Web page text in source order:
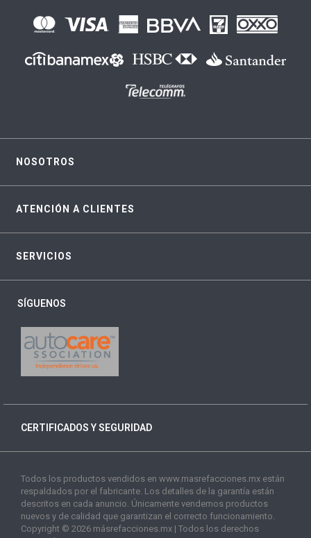
NOSOTROS
ATENCIÓN A CLIENTES
SERVICIOS
SÍGUENOS
CERTIFICADOS Y SEGURIDAD
Todos los productos vendidos en www.masrefacciones.mx están
respaldados por el fabricante. Los detalles de la garantía están
descritos en cada anuncio. Únicamente vendemos productos
nuevos y de calidad que garantizan el correcto funcionamiento.
Copyright © 2026 másrefacciones.mx | Todos los derechos